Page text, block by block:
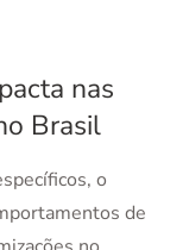
nas
Brasil
o
de